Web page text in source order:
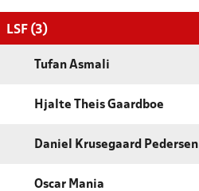
LSF (3)
Tufan Asmali
Hjalte Theis Gaardboe
Daniel Krusegaard Pedersen
Oscar Mania